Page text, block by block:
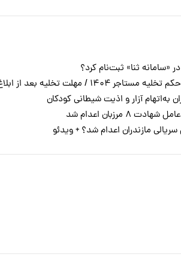
«سامانه ثنا» ثبت‌نام کرد؟
تخلیه بعد از ابلاغ حکم چقدر است؟
به‌اتهام آزار و اذیت شیطانی کودکان
مرزبان اعدام شد
سریالی مازندران اعدام شد؟ + ویدئو